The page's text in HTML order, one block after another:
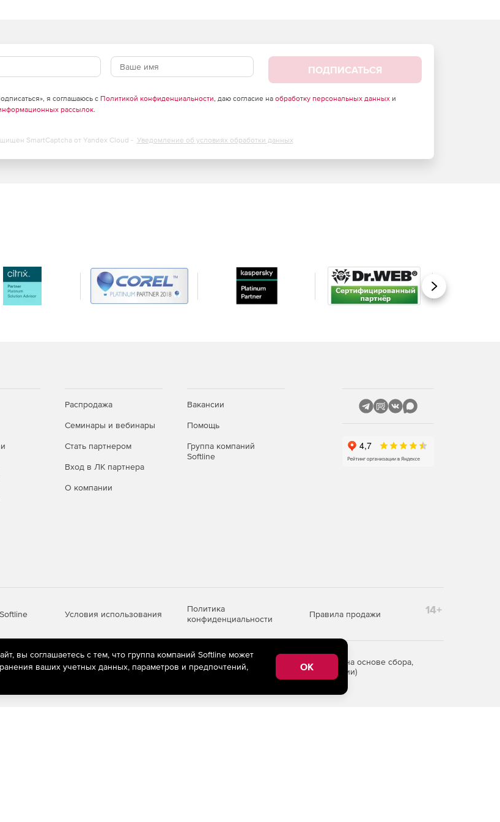
ПОДПИСАТЬСЯ
я соглашаюсь с Политикой конфиденциальности, даю согласие на обработку персональных данныхи
рассылок.
SmartCaptcha от Yandex Cloud - Уведомление об условиях обработки данных
Вперед
Распродажа
Семинары и вебинары
Стать партнером
Вход в ЛК партнера
О компании
Вакансии
Помощь
Группа компаний
Softline
Условия использования
Политика
конфиденциальности
Правила продажи 14+
технологии
(информационные технологии предоставления информации на основе сбора,
пользователей сети «Интернет», находящихся на территории Российской Федерации)
вы соглашаетесь с тем, что группа компаний Softline может
ваших учетных данных, параметров и предпочтений,
OK